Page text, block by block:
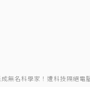
無名科學家！遭科技隔絕電